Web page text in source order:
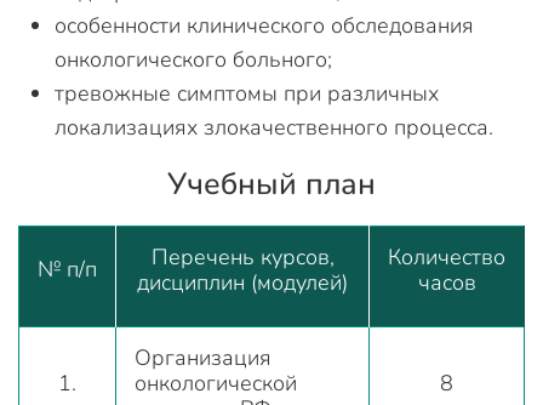
особенности клинического обследования
онкологического больного;
тревожные симптомы при различных
локализациях злокачественного процесса.
Учебный план
№ п/п
Перечень курсов,
дисциплин (модулей)
Количество
часов
1.
Организация
онкологической
8